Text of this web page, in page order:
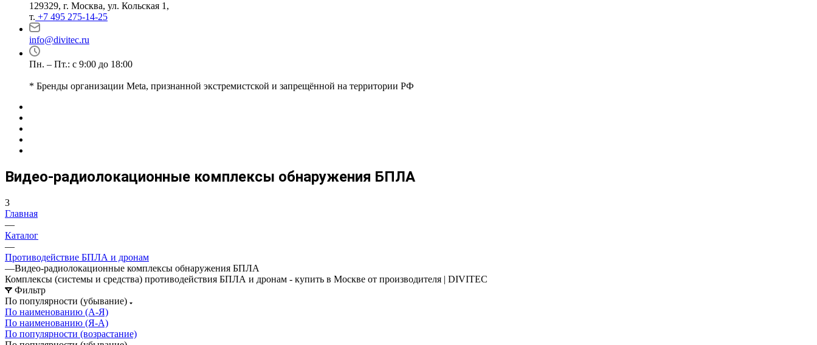
129329, г. Москва, ул. Кольская 1,
т. +7 495 275-14-25
info@divitec.ru
Пн. – Пт.: с 9:00 до 18:00
* Бренды организации Meta, признанной экстремистской и запрещённой на территории РФ
Видео-радиолокационные комплексы обнаружения БПЛА
3
Главная
—
Каталог
—
Противодействие БПЛА и дронам
—Видео-радиолокационные комплексы обнаружения БПЛА
Комплексы (системы и средства) противодействия БПЛА и дронам - купить в Москве от производителя | DIVITEC
Фильтр
По популярности (убывание)
По наименованию (А-Я)
По наименованию (Я-А)
По популярности (возрастание)